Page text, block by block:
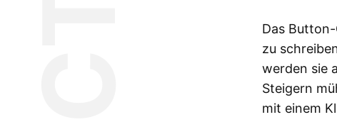
Das
zu
werden sie
Steigern
mit einem